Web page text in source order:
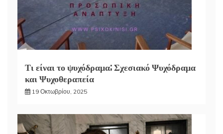
Τι είναι το ψυχόδραμα; Σχεσιακό Ψυχόδραμα
και Ψυχοθεραπεία
19 Οκτωβρίου, 2025